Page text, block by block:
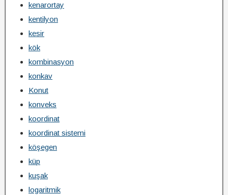
kenarortay
kentilyon
kesir
kök
kombinasyon
konkav
Konut
konveks
koordinat
koordinat sistemi
köşegen
küp
kuşak
logaritmik